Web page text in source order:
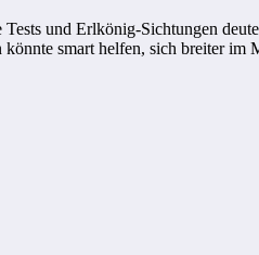
und Erlkönig-Sichtungen
smart helfen, sich breiter im